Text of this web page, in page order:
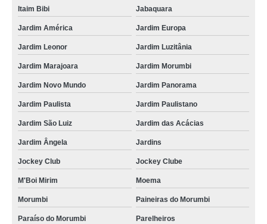
Itaim Bibi Jabaquara
Jardim América Jardim Europa
Jardim Leonor Jardim Luzitânia
Jardim Marajoara Jardim Morumbi
Jardim Novo Mundo Jardim Panorama
Jardim Paulista Jardim Paulistano
Jardim São Luiz Jardim das Acácias
Jardim Ângela Jardins
Jockey Club Jockey Clube
M'Boi Mirim Moema
Morumbi Paineiras do Morumbi
Paraíso do Morumbi Parelheiros